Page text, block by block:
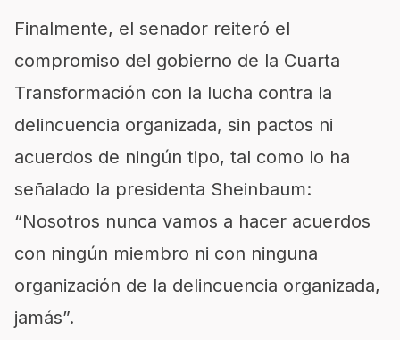
Finalmente, el senador reiteró el
compromiso del gobierno de la Cuarta
Transformación con la lucha contra la
delincuencia organizada, sin pactos ni
acuerdos de ningún tipo, tal como lo ha
señalado la presidenta Sheinbaum:
“Nosotros nunca vamos a hacer acuerdos
con ningún miembro ni con ninguna
organización de la delincuencia organizada,
jamás”.